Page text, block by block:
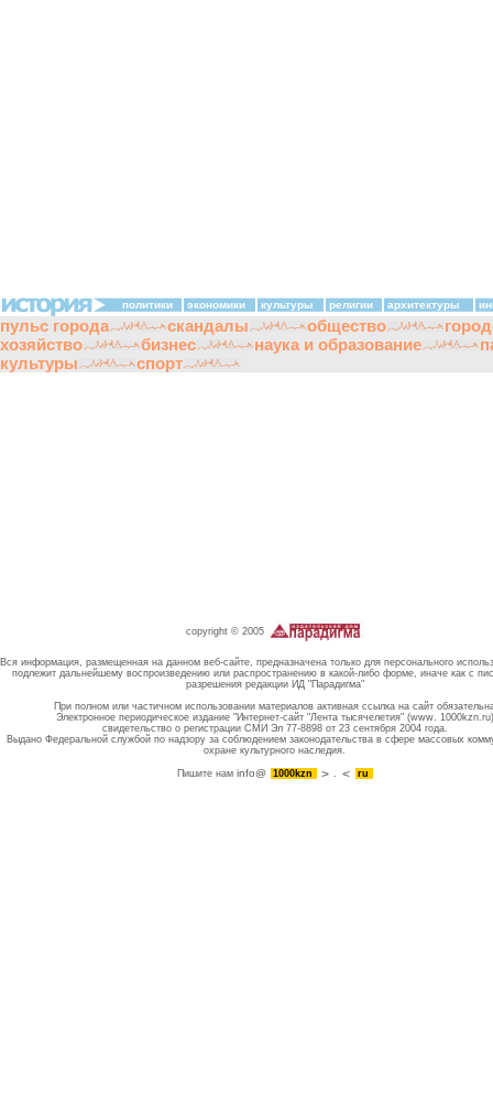
политики экономики культуры религии архитектуры
пульс города скандалы общество
хозяйство
бизнес наука и образование
культуры
спорт
copyright © 2005
Вся информация, размещенная на данном веб-сайте, предназначена только для персонального
подлежит дальнейшему воспроизведению или распространению в какой-либо форме, иначе как с
разрешения редакции ИД "Парадигма"
При полном или частичном использовании материалов активная ссылка на сайт
Электронное периодическое издание "Интернет-сайт "Лента тысячелетия" (www. 1000kzn.ru)
свидетельство о регистрации СМИ Эл 77-8898 от 23 сентября 2004 года.
Выдано Федеральной службой по надзору за соблюдением законодательства в сфере массовых
охране культурного наследия.
Пишите намinfo@ 1000kzn . ru